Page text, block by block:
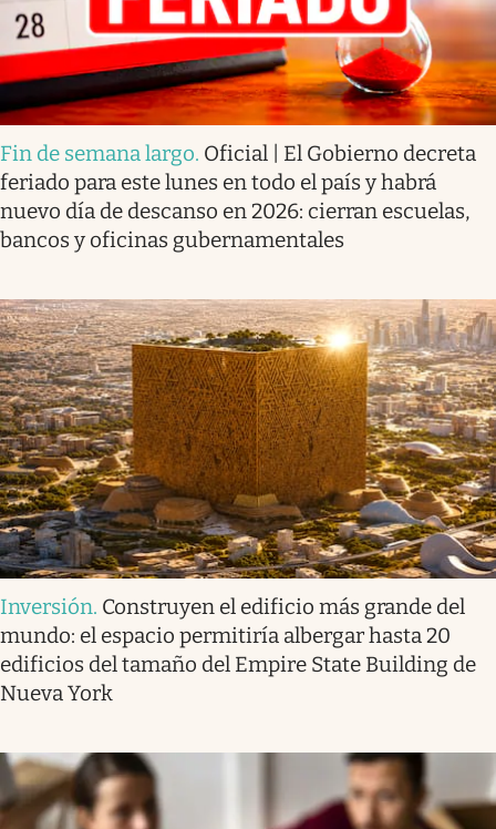
Fin de semana largo. Oficial | El Gobierno decreta
feriado para este lunes en todo el país y habrá
nuevo día de descanso en 2026: cierran escuelas,
bancos y oficinas gubernamentales
Inversión. Construyen el edificio más grande del
mundo: el espacio permitiría albergar hasta 20
edificios del tamaño del Empire State Building de
Nueva York